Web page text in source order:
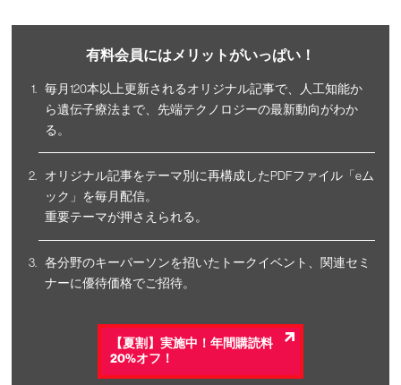
有料会員にはメリットがいっぱい！
毎月120本以上更新されるオリジナル記事で、人工知能か
ら遺伝子療法まで、先端テクノロジーの最新動向がわか
る。
オリジナル記事をテーマ別に再構成したPDFファイル「eム
ック」を毎月配信。
重要テーマが押さえられる。
各分野のキーパーソンを招いたトークイベント、関連セミ
ナーに優待価格でご招待。
【夏割】実施中！年間購読料
20%オフ！